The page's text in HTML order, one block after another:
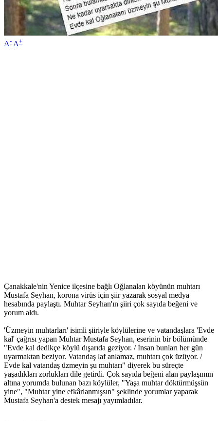
A- A+
Çanakkale'nin Yenice ilçesine bağlı Oğlanalan köyünün muhtarı
Mustafa Seyhan, korona virüs için şiir yazarak sosyal medya
hesabında paylaştı. Muhtar Seyhan'ın şiiri çok sayıda beğeni ve
yorum aldı.
'Üzmeyin muhtarları' isimli şiiriyle köylülerine ve vatandaşlara 'Evde
kal' çağrısı yapan Muhtar Mustafa Seyhan, eserinin bir bölümünde
"Evde kal dedikçe köylü dışarıda geziyor. / İnsan bunları her gün
uyarmaktan beziyor. Vatandaş laf anlamaz, muhtarı çok üzüyor. /
Evde kal vatandaş üzmeyin şu muhtarı" diyerek bu süreçte
yaşadıkları zorlukları dile getirdi. Çok sayıda beğeni alan paylaşımın
altına yorumda bulunan bazı köylüler, "Yaşa muhtar döktürmüşsün
yine", "Muhtar yine efkârlanmışsın" şeklinde yorumlar yaparak
Mustafa Seyhan'a destek mesajı yayımladılar.